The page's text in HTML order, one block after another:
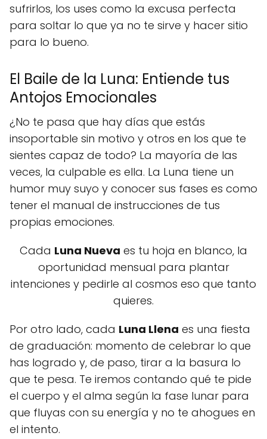
sufrirlos, los uses como la excusa perfecta
para soltar lo que ya no te sirve y hacer sitio
para lo bueno.
El Baile de la Luna: Entiende tus
Antojos Emocionales
¿No te pasa que hay días que estás
insoportable sin motivo y otros en los que te
sientes capaz de todo? La mayoría de las
veces, la culpable es ella. La Luna tiene un
humor muy suyo y conocer sus fases es como
tener el manual de instrucciones de tus
propias emociones.
Cada Luna Nueva es tu hoja en blanco, la
oportunidad mensual para plantar
intenciones y pedirle al cosmos eso que tanto
quieres.
Por otro lado, cada Luna Llena es una fiesta
de graduación: momento de celebrar lo que
has logrado y, de paso, tirar a la basura lo
que te pesa. Te iremos contando qué te pide
el cuerpo y el alma según la fase lunar para
que fluyas con su energía y no te ahogues en
el intento.